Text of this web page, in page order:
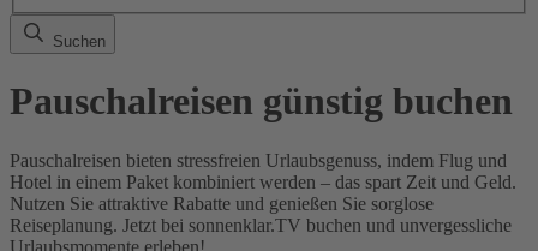
Suchen
Pauschalreisen günstig buchen
Pauschalreisen bieten stressfreien Urlaubsgenuss, indem Flug und
Hotel in einem Paket kombiniert werden – das spart Zeit und Geld.
Nutzen Sie attraktive Rabatte und genießen Sie sorglose
Reiseplanung. Jetzt bei sonnenklar.TV buchen und unvergessliche
Urlaubsmomente erleben!